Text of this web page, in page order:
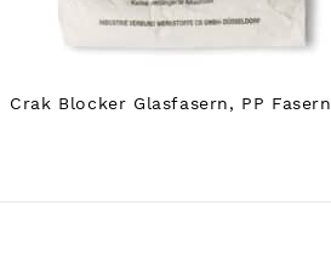
Crak Blocker Glasfasern, PP Fasern